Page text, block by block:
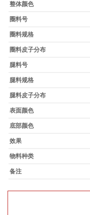
整体颜色
圈料号
圈料规格
圈料皮子分布
腿料号
腿料规格
腿料皮子分布
表面颜色
底部颜色
效果
物料种类
备注